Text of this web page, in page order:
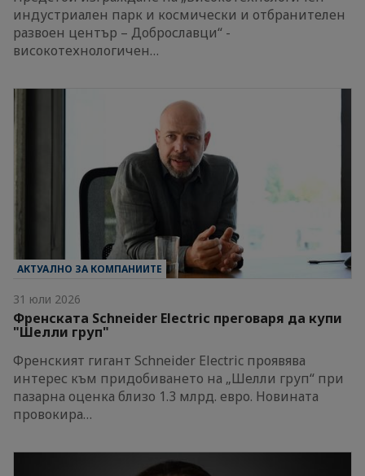
индустриален парк и космически и отбранителен
развоен център – Доброславци“ -
високотехнологичен…
АКТУАЛНО ЗА КОМПАНИИТЕ
31 юли 2026
Френската Schneider Electric преговаря да купи
"Шелли груп"
Френският гигант Schneider Electric проявява
интерес към придобиването на „Шелли груп“ при
пазарна оценка близо 1.3 млрд. евро. Новината
провокира…